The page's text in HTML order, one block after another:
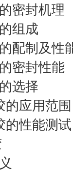
密封机理
组成
配制及性
密封性能
选择
应用范围
性能测试